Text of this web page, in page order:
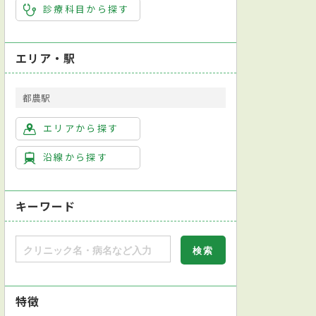
診療科目から探す
エリア・駅
都農駅
エリアから探す
沿線から探す
キーワード
特徴